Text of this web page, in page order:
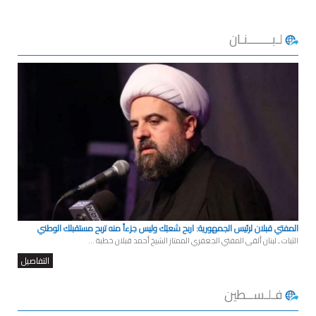
لـبـــــــنـان
المفتي قبلان لرئيس الجمهورية: اربح شعبَك وليس جزءاً منه تربح مستقبلك الوطني
الثبات ـ لبنان ألقى المفتي الجعفري الممتاز الشيخ أحمد قبلان خطبة ...
التفاصيل
فـلـســطين